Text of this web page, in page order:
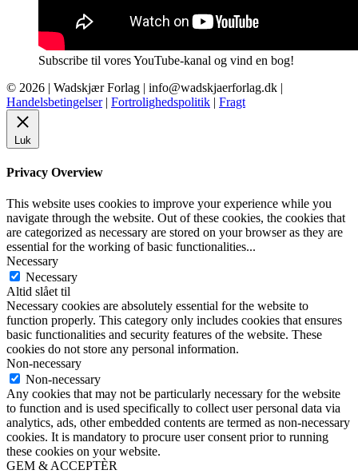
Subscribe til vores YouTube-kanal og vind en bog!
© 2026 | Wadskjær Forlag | info@wadskjaerforlag.dk |
Handelsbetingelser| Fortrolighedspolitik | Fragt
Luk
Privacy Overview
This website uses cookies to improve your experience while you
navigate through the website. Out of these cookies, the cookies that
are categorized as necessary are stored on your browser as they are
essential for the working of basic functionalities...
Necessary
Necessary
Altid slået til
Necessary cookies are absolutely essential for the website to
function properly. This category only includes cookies that ensures
basic functionalities and security features of the website. These
cookies do not store any personal information.
Non-necessary
Non-necessary
Any cookies that may not be particularly necessary for the website
to function and is used specifically to collect user personal data via
analytics, ads, other embedded contents are termed as non-necessary
cookies. It is mandatory to procure user consent prior to running
these cookies on your website.
GEM & ACCEPTÈR